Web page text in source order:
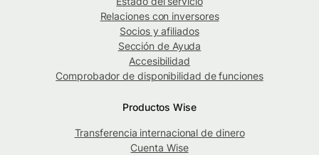
Relaciones con inversores
Socios y afiliados
Sección de Ayuda
Accesibilidad
Comprobador de disponibilidad de funciones
Productos Wise
Transferencia internacional de dinero
Cuenta Wise